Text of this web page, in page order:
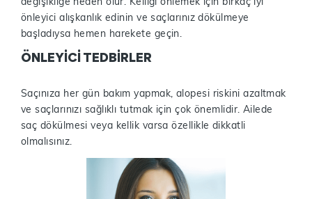
önleyici alışkanlık edinin ve saçlarınız dökülmeye
başladıysa hemen harekete geçin.
ÖNLEYİCİ TEDBİRLER
Saçınıza her gün bakım yapmak, alopesi riskini azaltmak
ve saçlarınızı sağlıklı tutmak için çok önemlidir. Ailede
saç dökülmesi veya kellik varsa özellikle dikkatli
olmalısınız.